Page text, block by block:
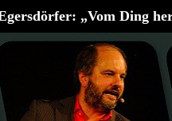
„Vom Ding